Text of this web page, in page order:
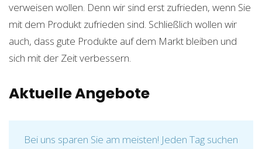
verweisen wollen. Denn wir sind erst zufrieden, wenn Sie
mit dem Produkt zufrieden sind. Schließlich wollen wir
auch, dass gute Produkte auf dem Markt bleiben und
sich mit der Zeit verbessern.
Aktuelle Angebote
Bei uns sparen Sie am meisten! Jeden Tag suchen